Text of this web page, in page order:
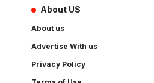
About US
About us
Advertise With us
Privacy Policy